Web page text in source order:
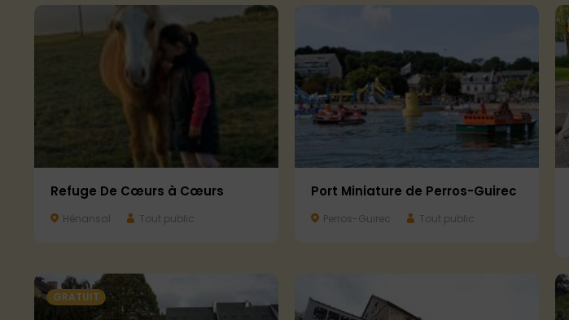
Refuge De Cœurs à Cœurs
Hénansal Tout public
Port Miniature de Perros-Guirec
Perros-Guirec Tout public
GRATUIT